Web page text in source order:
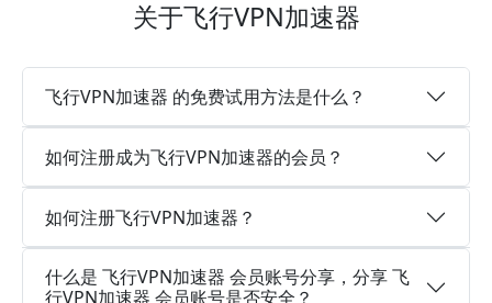
关于飞行VPN加速器
飞行VPN加速器 的免费试用方法是什么？
如何注册成为飞行VPN加速器的会员？
如何注册飞行VPN加速器？
什么是 飞行VPN加速器 会员账号分享，分享 飞
行VPN加速器 会员账号是否安全？